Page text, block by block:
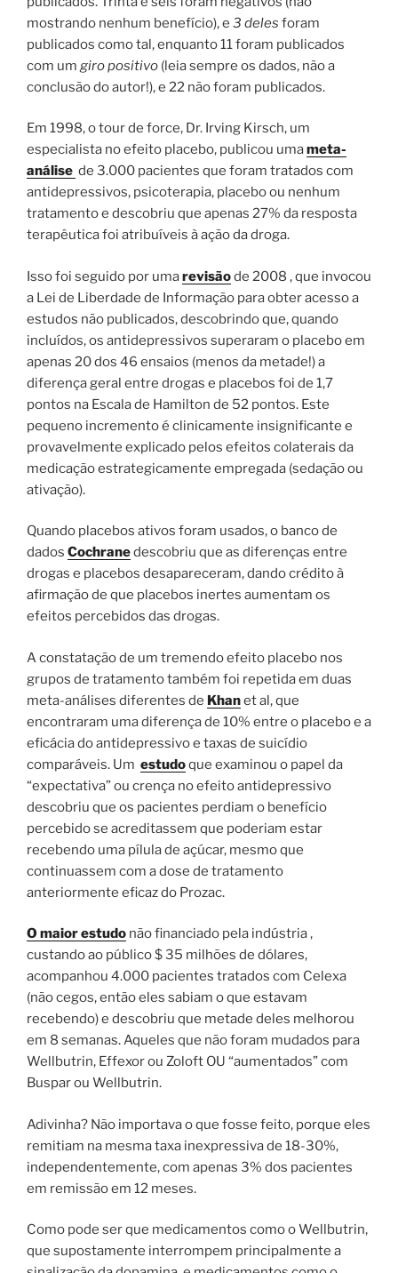
mostrando nenhum benefício), e 3 deles foram
publicados como tal, enquanto 11 foram publicados
com um giro positivo (leia sempre os dados, não a
conclusão do autor!), e 22 não foram publicados.
Em 1998, o tour de force, Dr. Irving Kirsch, um
especialista no efeito placebo, publicou umameta-
análise de 3.000 pacientes que foram tratados com
antidepressivos, psicoterapia, placebo ou nenhum
tratamento e descobriu que apenas 27% da resposta
terapêutica foi atribuíveis à ação da droga.
Isso foi seguido por umarevisãode 2008 , que invocou
a Lei de Liberdade de Informação para obter acesso a
estudos não publicados, descobrindo que, quando
incluídos, os antidepressivos superaram o placebo em
apenas 20 dos 46 ensaios (menos da metade!) a
diferença geral entre drogas e placebos foi de 1,7
pontos na Escala de Hamilton de 52 pontos. Este
pequeno incremento é clinicamente insignificante e
provavelmente explicado pelos efeitos colaterais da
medicação estrategicamente empregada (sedação ou
ativação).
Quando placebos ativos foram usados, o banco de
dados Cochranedescobriu que as diferenças entre
drogas e placebos desapareceram, dando crédito à
afirmação de que placebos inertes aumentam os
efeitos percebidos das drogas.
A constatação de um tremendo efeito placebo nos
grupos de tratamento também foi repetida em duas
meta-análises diferentes de Khanet al, que
encontraram uma diferença de 10% entre o placebo e a
eficácia do antidepressivo e taxas de suicídio
comparáveis. Um estudoque examinou o papel da
“expectativa” ou crença no efeito antidepressivo
descobriu que os pacientes perdiam o benefício
percebido se acreditassem que poderiam estar
recebendo uma pílula de açúcar, mesmo que
continuassem com a dose de tratamento
anteriormente eficaz do Prozac.
O maior estudo não financiado pela indústria ,
custando ao público $ 35 milhões de dólares,
acompanhou 4.000 pacientes tratados com Celexa
(não cegos, então eles sabiam o que estavam
recebendo) e descobriu que metade deles melhorou
em 8 semanas. Aqueles que não foram mudados para
Wellbutrin, Effexor ou Zoloft OU “aumentados” com
Buspar ou Wellbutrin.
Adivinha? Não importava o que fosse feito, porque eles
remitiam na mesma taxa inexpressiva de 18-30%,
independentemente, com apenas 3% dos pacientes
em remissão em 12 meses.
Como pode ser que medicamentos como o Wellbutrin,
que supostamente interrompem principalmente a